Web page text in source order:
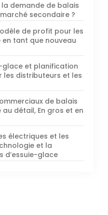
demande de balais
secondaire ?
de profit pour les
tant que nouveau
glace et planification
distributeurs et les
de balais
au détail, En gros et en
électriques et les
et la
d’essuie-glace